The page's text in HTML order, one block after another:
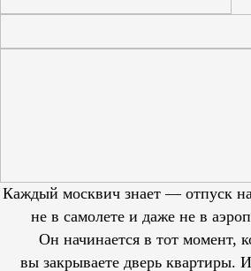
Каждый москвич знает — отпуск
не в самолете и даже не в
Он начинается в тот момент,
вы закрываете дверь квартиры.